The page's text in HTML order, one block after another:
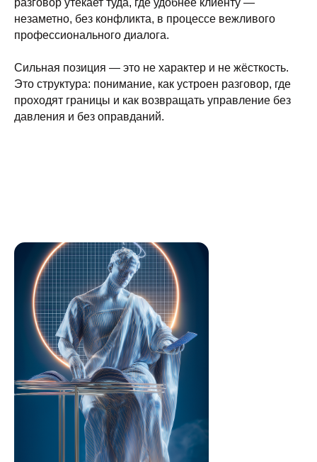
разговор утекает туда, где удобнее клиенту —
незаметно, без конфликта, в процессе вежливого
профессионального диалога.
Сильная позиция — это не характер и не жёсткость.
Это структура: понимание, как устроен разговор, где
проходят границы и как возвращать управление без
давления и без оправданий.